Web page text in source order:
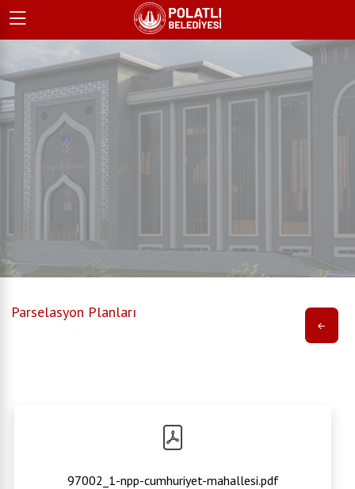
Parselasyon Planları
97002_1-npp-cumhuriyet-mahallesi.pdf